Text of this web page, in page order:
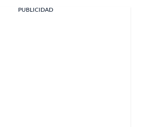
PUBLICIDAD